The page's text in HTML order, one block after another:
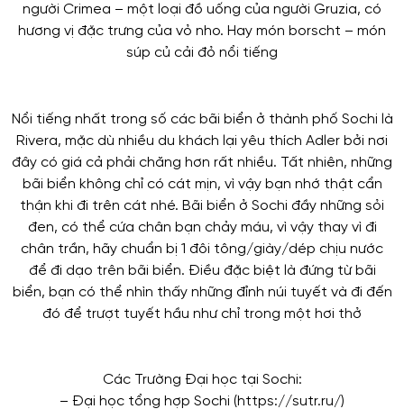
người Crimea – một loại đồ uống của người Gruzia, có
hương vị đặc trưng của vỏ nho. Hay món borscht – món
súp củ cải đỏ nổi tiếng
Nổi tiếng nhất trong số các bãi biển ở thành phố Sochi là
Rivera, mặc dù nhiều du khách lại yêu thích Adler bởi nơi
đây có giá cả phải chăng hơn rất nhiều. Tất nhiên, những
bãi biển không chỉ có cát mịn, vì vậy bạn nhớ thật cẩn
thận khi đi trên cát nhé. Bãi biển ở Sochi đầy những sỏi
đen, có thể cứa chân bạn chảy máu, vì vậy thay vì đi
chân trần, hãy chuẩn bị 1 đôi tông/giày/dép chịu nước
để đi dạo trên bãi biển. Điều đặc biệt là đứng từ bãi
biển, bạn có thể nhìn thấy những đỉnh núi tuyết và đi đến
đó để trượt tuyết hầu như chỉ trong một hơi thở
Các Trường Đại học tại Sochi:
– Đại học tổng hợp Sochi (https://sutr.ru/)